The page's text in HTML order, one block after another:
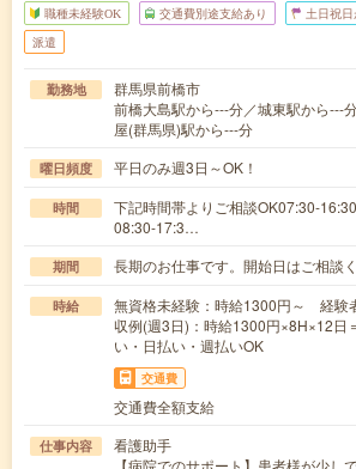
職種未経験OK 交通費別途支給あり 土日祝
派遣
勤務地
群馬県前橋市
前橋大島駅から---分／城東駅から---
屋(群馬県)駅から---分
曜日頻度 平日のみ週3日～OK！
時間
下記時間帯よりご相談OK07:30-
08:30-17:3…
期間 長期のお仕事です。開始日はご相
時給
無資格未経験：時給1300円～ 経
収例(週3日)：時給1300円×8H×12
い・日払い・週払いOK
交通費
交通費全額支給
仕事内容
看護助手
【病院でのサポート】患者様が少し